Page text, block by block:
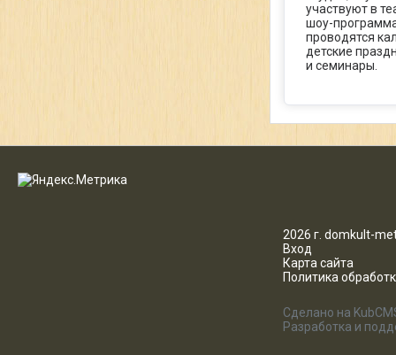
участвуют в
шоу-
проводятся
детские
и семинары.
2026 г. domkult-
Вход
Карта сайта
Политика
Сделано на
Разработка и